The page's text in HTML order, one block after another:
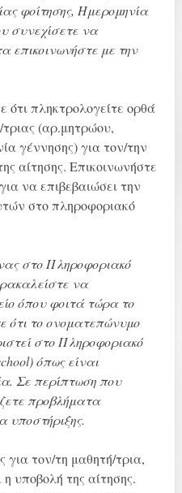
φοίτησης, Ημερομηνία
συνεχίσετε να
επικοινωνήστε με την
πληκτρολογείτε ορθά
τριας (αρ.μητρώου,
γέννησης) για τον/την
αίτησης. Επικοινωνήστε
να επιβεβαιώσει την
στο πληροφοριακό
στο Πληροφοριακό
να
όπου φοιτά τώρα το
ότι το ονοματεπώνυμο
στο Πληροφοριακό
όπως είναι
Σε περίπτωση που
προβλήματα
υποστήριξης.
για τον/τη μαθητή/τρια,
υποβολή της αίτησης.